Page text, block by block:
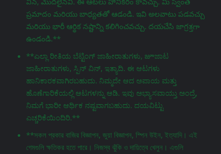
ప్రమాదం మరియు బాధ్యతతో ఆడండి. ఇవి అలవాటు పడవచ్చు
మరియు భారీ ఆర్థిక నష్టాన్ని కలిగించవచ్చు. దయచేసి జాగ్రತ್ತగా
ఉండండి.**
**ಎಲ್ಲಾ ರೀತಿಯ ಬೆಟ್ಟಿಂಗ್ ಜಾಹೀರಾತುಗಳು, జూಜಾಟ
ಜಾಹೀರಾತುಗಳು, ಸ್ಪಿನ್ ವಿನ್, ಇತ್ಯಾದಿ. ಈ ಆಟಗಳು
ಹಾನಿಕಾರಕವಾಗಿರಬಹುದು. ನಿಮ್ಮದೇ ಆದ ಅಪಾಯ ಮತ್ತು
ಹೊಣೆಗಾರಿಕೆಯಲ್ಲಿ ಆಟಗಳನ್ನು ಆಡಿ. ಇವು ಅಭ್ಯಾಸವಾಯ್ತು ಅಂದ್ರೆ,
ನಿಮಗೆ ಭಾರೀ ಆರ್ಥಿಕ ನಷ್ಟವಾಗಬಹುದು. ದಯವಿಟ್ಟು
ಎಚ್ಚರಿಕೆಯಿಂದಿರಿ.**
**সকল প্রকার বাজির বিজ্ঞাপন, জুয়া বিজ্ঞাপন, স্পিন উইন, ইত্যাদি। এই
গেমগুলি ক্ষতিকর হতে পারে। নিজস্ব ঝুঁকি ও দায়িত্বে খেলুন। এগুলি